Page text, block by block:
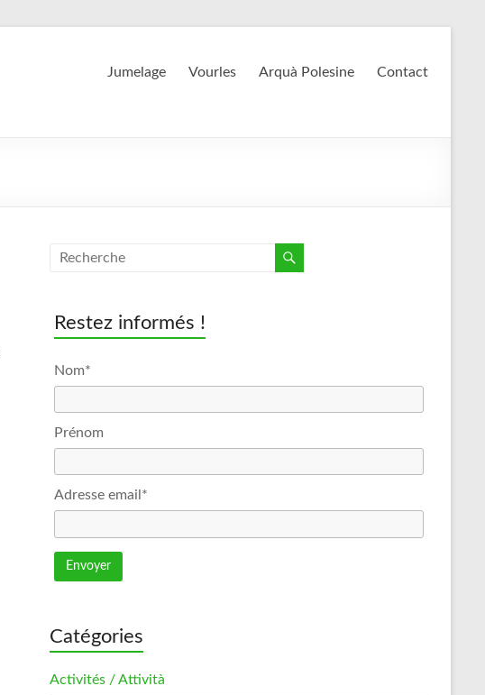
Jumelage Vourles Arquà Polesine Contact
Restez informés !
Nom*
Prénom
Adresse email*
Catégories
Activités / Attività